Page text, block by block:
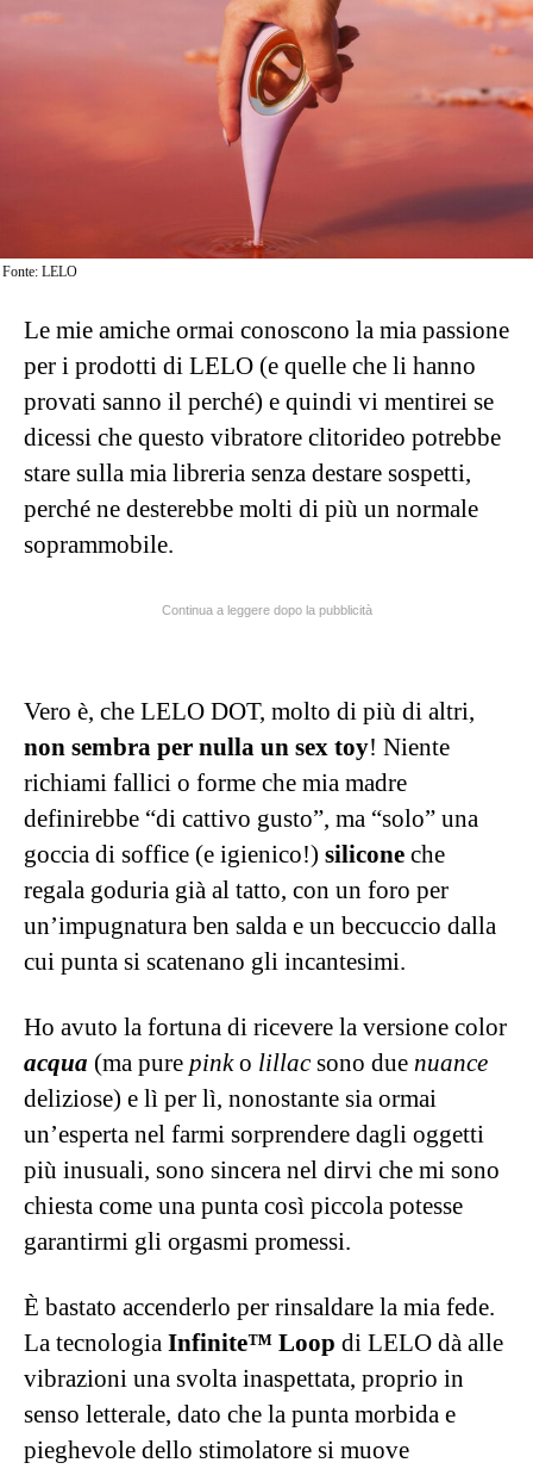
Fonte: LELO
Le mie amiche ormai conoscono la mia passione
per i prodotti di LELO (e quelle che li hanno
provati sanno il perché) e quindi vi mentirei se
dicessi che questo vibratore clitorideo potrebbe
stare sulla mia libreria senza destare sospetti,
perché ne desterebbe molti di più un normale
soprammobile.
Continua a leggere dopo la pubblicità
Vero è, che LELO DOT, molto di più di altri,
non sembra per nulla un sex toy! Niente
richiami fallici o forme che mia madre
definirebbe “di cattivo gusto”, ma “solo” una
goccia di soffice (e igienico!) silicone che
regala goduria già al tatto, con un foro per
un’impugnatura ben salda e un beccuccio dalla
cui punta si scatenano gli incantesimi.
Ho avuto la fortuna di ricevere la versione color
acqua (ma pure pinko lillac sono due nuance
deliziose) e lì per lì, nonostante sia ormai
un’esperta nel farmi sorprendere dagli oggetti
più inusuali, sono sincera nel dirvi che mi sono
chiesta come una punta così piccola potesse
garantirmi gli orgasmi promessi.
È bastato accenderlo per rinsaldare la mia fede.
La tecnologia Infinite™ Loop di LELO dà alle
vibrazioni una svolta inaspettata, proprio in
senso letterale, dato che la punta morbida e
pieghevole dello stimolatore si muove